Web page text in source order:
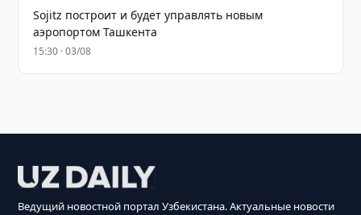
Sojitz построит и будет управлять новым
аэропортом Ташкента
15:30 · 03/08
Ведущий новостной портал Узбекистана. Актуальные новости